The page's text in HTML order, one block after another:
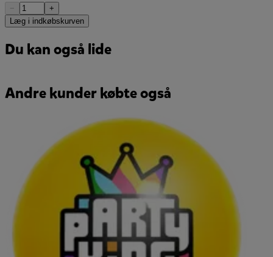
−
+
Læg i indkøbskurven
Du kan også lide
Andre kunder købte også